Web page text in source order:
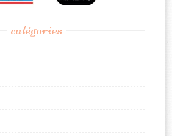
catégories